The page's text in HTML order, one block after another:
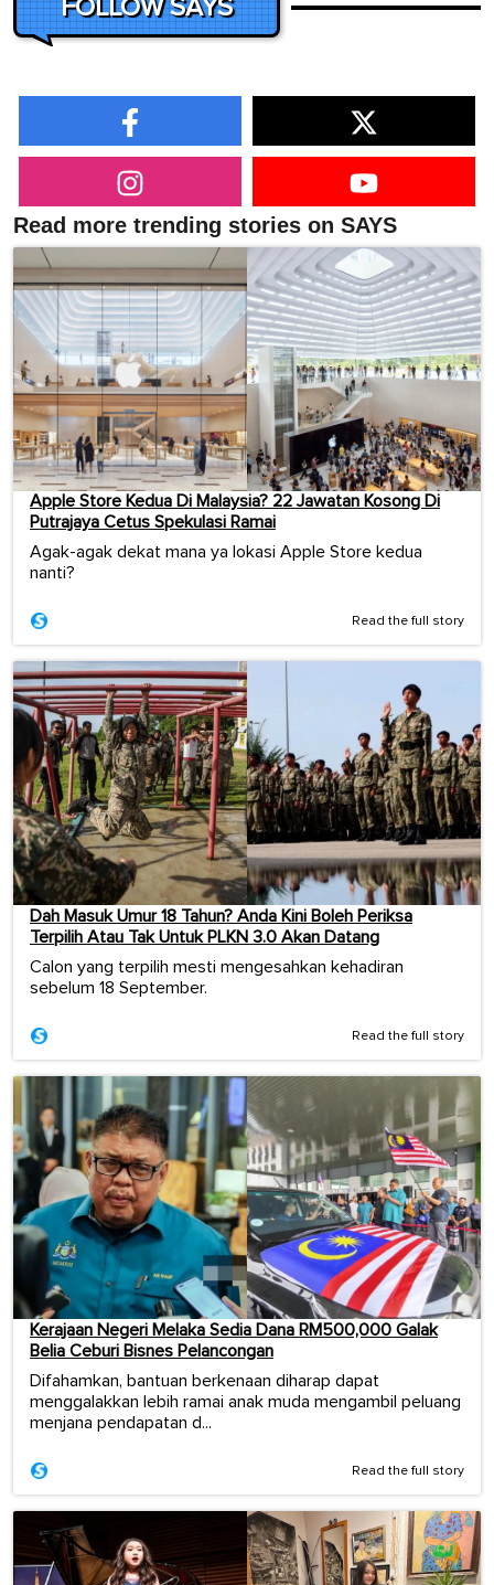
FOLLOW SAYS
Read more trending stories on SAYS
Apple Store Kedua Di Malaysia? 22 Jawatan Kosong Di
Putrajaya Cetus Spekulasi Ramai
Agak-agak dekat mana ya lokasi Apple Store kedua
nanti?
Read the full story
Dah Masuk Umur 18 Tahun? Anda Kini Boleh Periksa
Terpilih Atau Tak Untuk PLKN 3.0 Akan Datang
Calon yang terpilih mesti mengesahkan kehadiran
sebelum 18 September.
Read the full story
Kerajaan Negeri Melaka Sedia Dana RM500,000 Galak
Belia Ceburi Bisnes Pelancongan
Difahamkan, bantuan berkenaan diharap dapat
menggalakkan lebih ramai anak muda mengambil peluang
menjana pendapatan d...
Read the full story